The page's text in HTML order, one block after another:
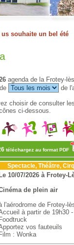
agenda de la Frotey-
de
choisir de consulter
ci-dessous.
téléchargez au format PDF
Spectacle, Théâtre,
Le 10/07/2026 à Frotey-
de plein air
l'aérodrome de Frotey-
à partir de 19h30
Foodtruck
vos fauteuils
Film : Wonka